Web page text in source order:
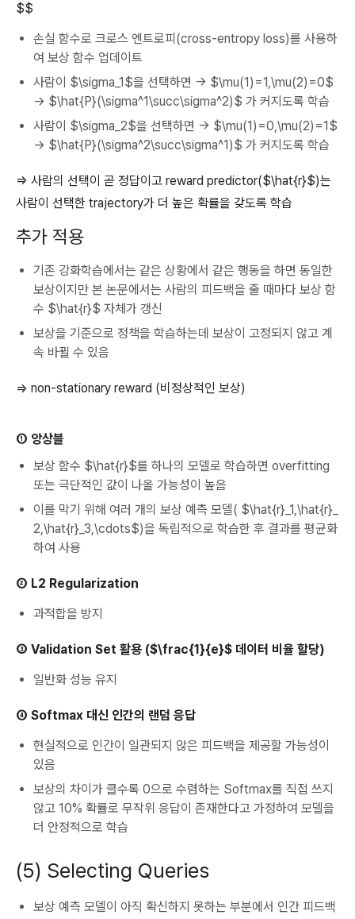
$$
손실 함수로 크로스 엔트로피(cross-entropy loss)를 사용하
여 보상 함수 업데이트
사람이 $\sigma_1$을 선택하면 → $\mu(1)=1,\mu(2)=0$
→ $\hat{P}(\sigma^1\succ\sigma^2)$ 가 커지도록 학습
사람이 $\sigma_2$을 선택하면 → $\mu(1)=0,\mu(2)=1$
→ $\hat{P}(\sigma^2\succ\sigma^1)$ 가 커지도록 학습
⇒ 사람의 선택이 곧 정답이고 reward predictor($\hat{r}$)는
사람이 선택한 trajectory가 더 높은 확률을 갖도록 학습
추가 적용
기존 강화학습에서는 같은 상황에서 같은 행동을 하면 동일한
보상이지만 본 논문에서는 사람의 피드백을 줄 때마다 보상 함
수 $\hat{r}$ 자체가 갱신
보상을 기준으로 정책을 학습하는데 보상이 고정되지 않고 계
속 바뀔 수 있음
⇒ non-stationary reward (비정상적인 보상)
① 앙상블
보상 함수 $\hat{r}$를 하나의 모델로 학습하면 overfitting
또는 극단적인 값이 나올 가능성이 높음
이를 막기 위해 여러 개의 보상 예측 모델( $\hat{r}_1,\hat{r}_
2,\hat{r}_3,\cdots$)을 독립적으로 학습한 후 결과를 평균화
하여 사용
② L2 Regularization
과적합을 방지
③ Validation Set 활용 ($\frac{1}{e}$ 데이터 비율 할당)
일반화 성능 유지
④ Softmax 대신 인간의 랜덤 응답
현실적으로 인간이 일관되지 않은 피드백을 제공할 가능성이
있음
보상의 차이가 클수록 0으로 수렴하는 Softmax를 직접 쓰지
않고 10% 확률로 무작위 응답이 존재한다고 가정하여 모델을
더 안정적으로 학습
(5) Selecting Queries
보상 예측 모델이 아직 확신하지 못하는 부분에서 인간 피드백